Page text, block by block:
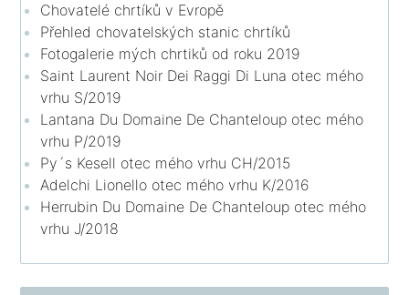
Chovatelé chrtíků v Evropě
Přehled chovatelských stanic chrtíků
Fotogalerie mých chrtiků od roku 2019
Saint Laurent Noir Dei Raggi Di Luna otec mého
vrhu S/2019
Lantana Du Domaine De Chanteloup otec mého
vrhu P/2019
Py´s Kesell otec mého vrhu CH/2015
Adelchi Lionello otec mého vrhu K/2016
Herrubin Du Domaine De Chanteloup otec mého
vrhu J/2018